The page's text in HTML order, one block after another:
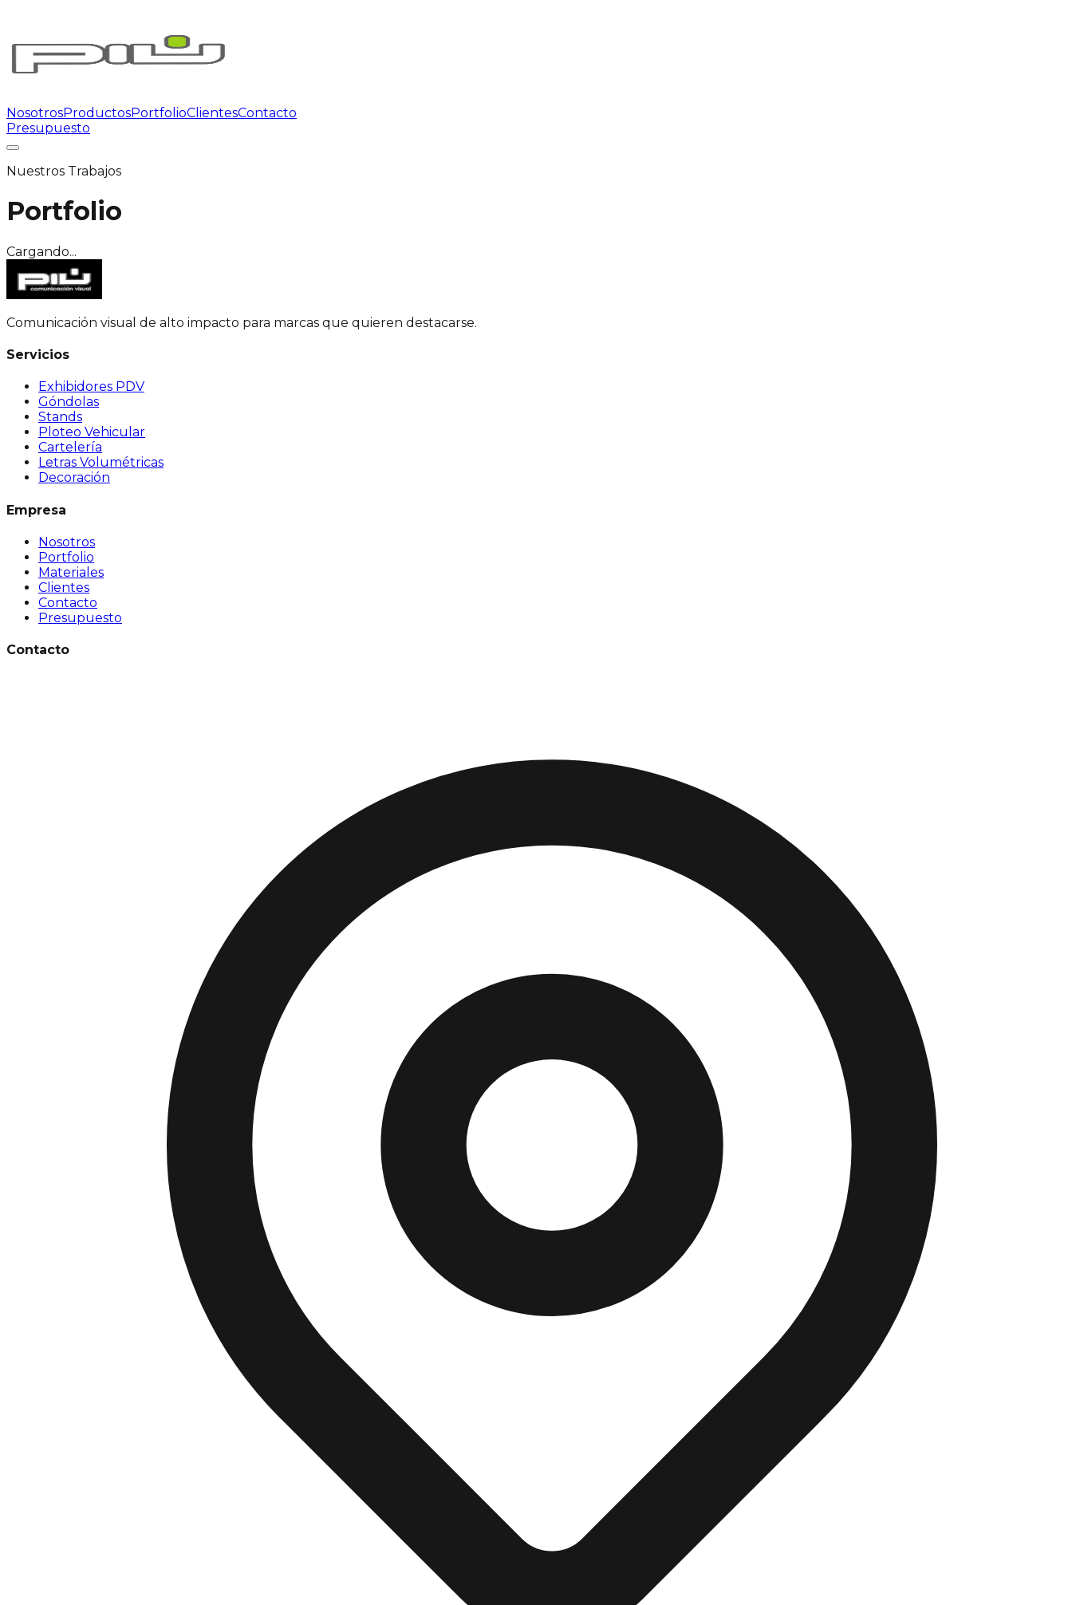
NosotrosProductosPortfolioClientesContacto
Presupuesto
Nuestros Trabajos
Portfolio
Cargando...
Comunicación visual de alto impacto para marcas que quieren destacarse.
Servicios
Exhibidores PDV
Góndolas
Stands
Ploteo Vehicular
Cartelería
Letras Volumétricas
Decoración
Empresa
Nosotros
Portfolio
Materiales
Clientes
Contacto
Presupuesto
Contacto